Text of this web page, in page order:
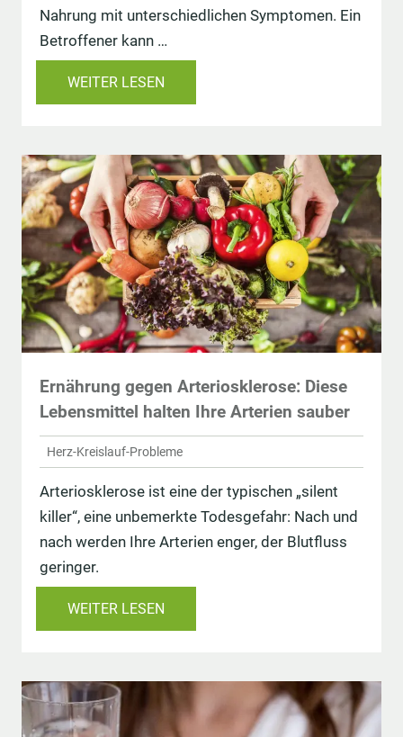
Nahrung mit unterschiedlichen Symptomen. Ein
Betroffener kann …
WEITER LESEN
Ernährung gegen Arteriosklerose: Diese
Lebensmittel halten Ihre Arterien sauber
Herz-Kreislauf-Probleme
Arteriosklerose ist eine der ­typischen „silent
killer“, eine unbemerkte Todesgefahr: Nach und
nach werden Ihre Arterien enger, der Blutfluss
geringer.
WEITER LESEN